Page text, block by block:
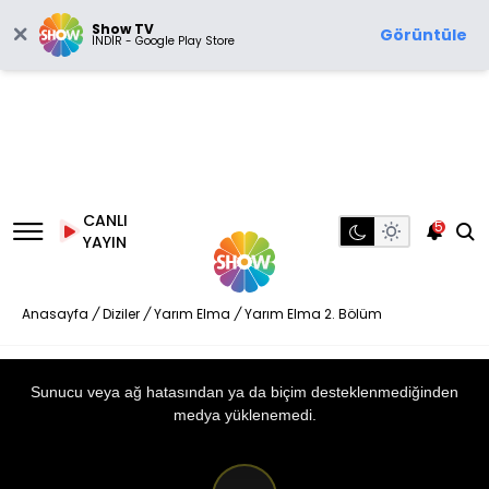
Show TV
İNDİR - Google Play Store Görüntüle
CANLI
YAYIN
5
Anasayfa / Diziler / Yarım Elma / Yarım Elma 2. Bölüm
Sunucu veya ağ hatasından ya da biçim desteklenmediğinden
medya yüklenemedi.